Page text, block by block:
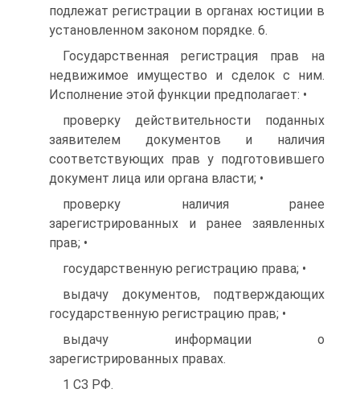
подлежат регистрации в органах юстиции в
установленном законом порядке. 6.
Государственная регистрация прав на
недвижимое имущество и сделок с ним.
Исполнение этой функции предполагает: •
проверку действительности поданных
заявителем документов и наличия
соответствующих прав у подготовившего
документ лица или органа власти; •
проверку наличия ранее
зарегистрированных и ранее заявленных
прав; •
государственную регистрацию права; •
выдачу документов, подтверждающих
государственную регистрацию прав; •
выдачу информации о
зарегистрированных правах.
1 СЗ РФ.